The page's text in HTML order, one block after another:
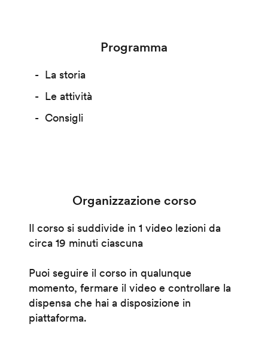
Programma
La storia
Le attività
Consigli
Organizzazione corso
Il corso si suddivide in 1 video lezioni da
circa 19 minuti ciascuna
Puoi seguire il corso in qualunque
momento, fermare il video e controllare la
dispensa che hai a disposizione in
piattaforma.